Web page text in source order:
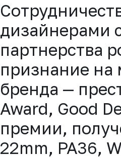
дизайнерами
партнерства
признание на
бренда —
Award, Good
премии,
22mm, PA36,